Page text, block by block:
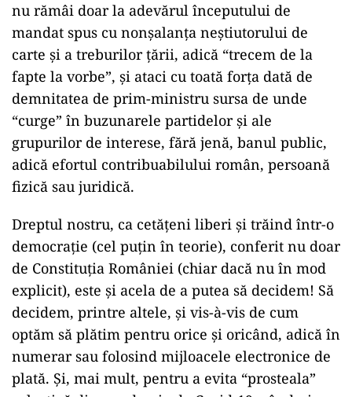
nu rămâi doar la adevărul începutului de
mandat spus cu nonșalanța neștiutorului de
carte și a treburilor țării, adică “trecem de la
fapte la vorbe”, și ataci cu toată forța dată de
demnitatea de prim-ministru sursa de unde
“curge” în buzunarele partidelor și ale
grupurilor de interese, fără jenă, banul public,
adică efortul contribuabilului român, persoană
fizică sau juridică.
Dreptul nostru, ca cetățeni liberi și trăind într-o
democrație (cel puțin în teorie), conferit nu doar
de Constituția României (chiar dacă nu în mod
explicit), este și acela de a putea să decidem! Să
decidem, printre altele, și vis-à-vis de cum
optăm să plătim pentru orice și oricând, adică în
numerar sau folosind mijloacele electronice de
plată. Și, mai mult, pentru a evita “prosteala”